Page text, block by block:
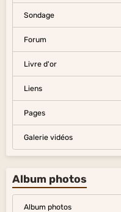
Sondage
Forum
Livre d'or
Liens
Pages
Galerie vidéos
Album photos
Album photos